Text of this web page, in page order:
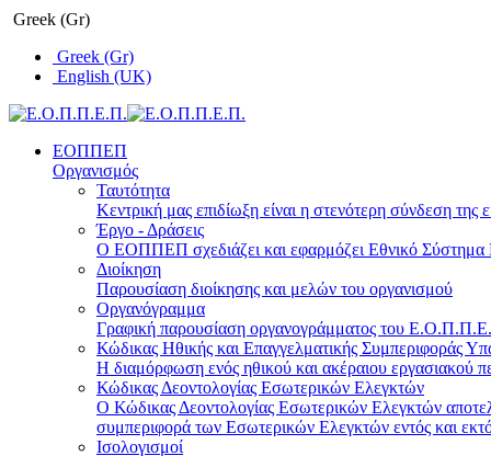
Greek (Gr)
Greek (Gr)
English (UK)
ΕΟΠΠΕΠ
Οργανισμός
Ταυτότητα
Κεντρική μας επιδίωξη είναι η στενότερη σύνδεση της
Έργο - Δράσεις
Ο ΕΟΠΠΕΠ σχεδιάζει και εφαρμόζει Eθνικό Σύστημα
Διοίκηση
Παρουσίαση διοίκησης και μελών του οργανισμού
Οργανόγραμμα
Γραφική παρουσίαση οργανογράμματος του
Κώδικας Ηθικής και Επαγγελματικής Συμπεριφοράς
Η διαμόρφωση ενός ηθικού και ακέραιου εργασιακού
Κώδικας Δεοντολογίας Εσωτερικών Ελεγκτών
Ο Κώδικας Δεοντολογίας Εσωτερικών Ελεγκτών
συμπεριφορά των Εσωτερικών Ελεγκτών εντός και
Ισολογισμοί